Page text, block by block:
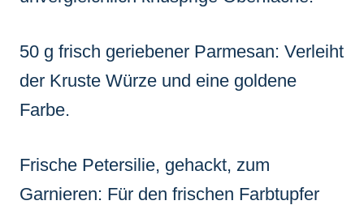
50 g frisch geriebener Parmesan: Verleiht
der Kruste Würze und eine goldene
Farbe.
Frische Petersilie, gehackt, zum
Garnieren: Für den frischen Farbtupfer